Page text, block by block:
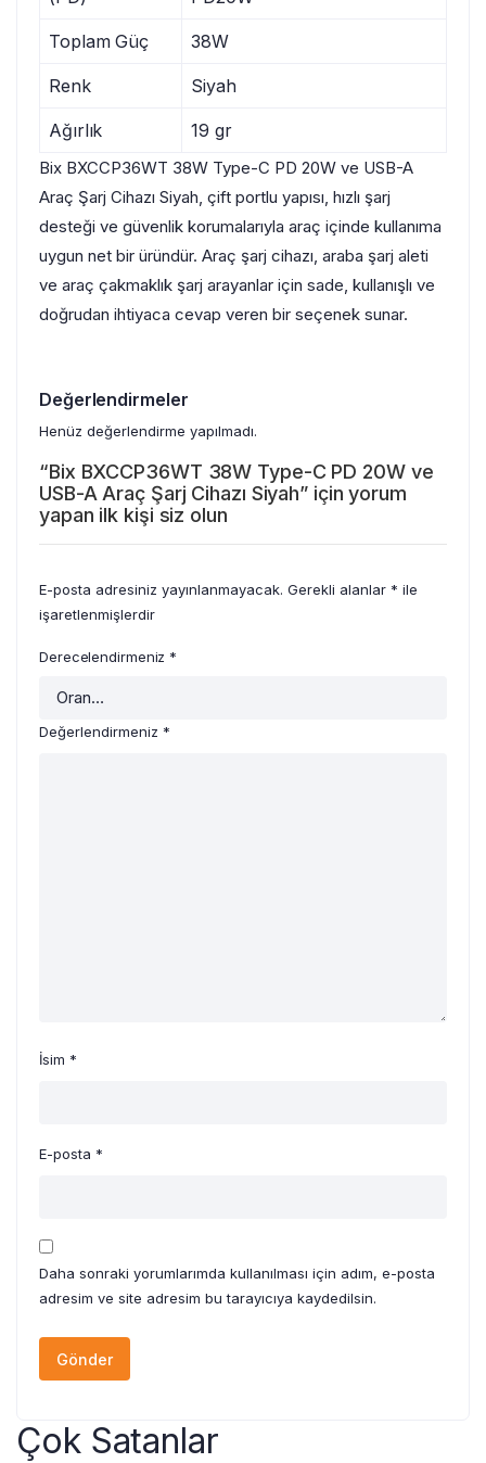
Toplam Güç 38W
Renk Siyah
Ağırlık 19 gr
Bix BXCCP36WT 38W Type-C PD 20W ve USB-A
Araç Şarj Cihazı Siyah, çift portlu yapısı, hızlı şarj
desteği ve güvenlik korumalarıyla araç içinde kullanıma
uygun net bir üründür. Araç şarj cihazı, araba şarj aleti
ve araç çakmaklık şarj arayanlar için sade, kullanışlı ve
doğrudan ihtiyaca cevap veren bir seçenek sunar.
Değerlendirmeler
Henüz değerlendirme yapılmadı.
“Bix BXCCP36WT 38W Type-C PD 20W ve
USB-A Araç Şarj Cihazı Siyah” için yorum
yapan ilk kişi siz olun
E-posta adresiniz yayınlanmayacak. Gerekli alanlar * ile
işaretlenmişlerdir
Derecelendirmeniz *
Değerlendirmeniz *
İsim *
E-posta *
Daha sonraki yorumlarımda kullanılması için adım, e-posta
adresim ve site adresim bu tarayıcıya kaydedilsin.
Çok Satanlar